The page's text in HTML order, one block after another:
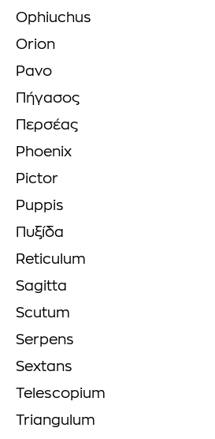
Ophiuchus
Orion
Pavo
Πήγασος
Περσέας
Phoenix
Pictor
Puppis
Πυξίδα
Reticulum
Sagitta
Scutum
Serpens
Sextans
Telescopium
Triangulum